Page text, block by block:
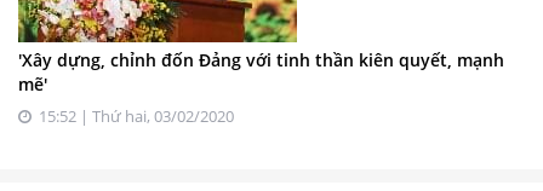
'Xây dựng, chỉnh đốn Đảng với tinh thần kiên quyết, mạnh
mẽ'
15:52 | Thứ hai, 03/02/2020